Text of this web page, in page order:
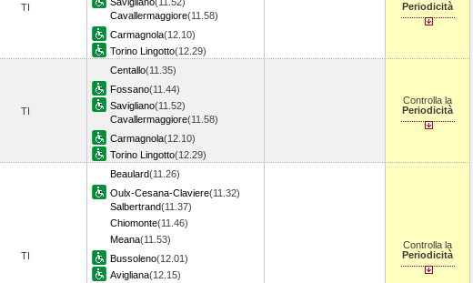
TI
Cavallermaggiore(11.58)
Carmagnola(12.10)
Torino Lingotto(12.29)
Periodicità
TI
Centallo(11.35)
Fossano(11.44)
Savigliano(11.52)
Cavallermaggiore(11.58)
Carmagnola(12.10)
Torino Lingotto(12.29)
Controlla la
Periodicità
TI
Beaulard(11.26)
Oulx-Cesana-Claviere(11.32)
Salbertrand(11.37)
Chiomonte(11.46)
Meana(11.53)
Bussoleno(12.01)
Avigliana(12.15)
Controlla la
Periodicità